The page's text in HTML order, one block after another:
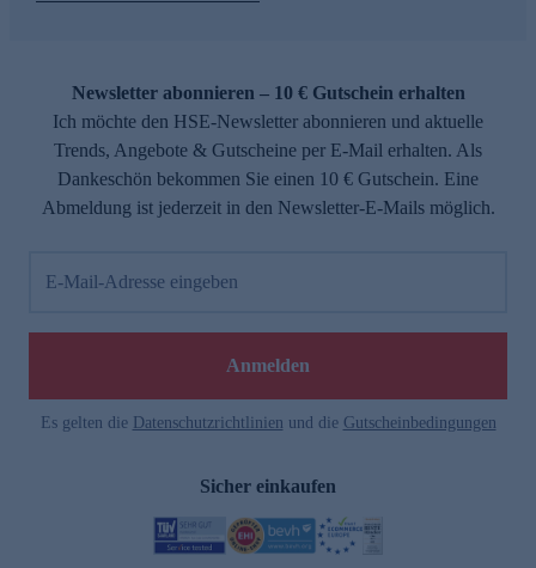
Newsletter abonnieren – 10 € Gutschein erhalten
Ich möchte den HSE-Newsletter abonnieren und aktuelle
Trends, Angebote & Gutscheine per E-Mail erhalten. Als
Dankeschön bekommen Sie einen 10 € Gutschein. Eine
Abmeldung ist jederzeit in den Newsletter-E-Mails möglich.
E-Mail-Adresse eingeben
Anmelden
Es gelten die Datenschutzrichtlinien und die Gutscheinbedingungen
Sicher einkaufen